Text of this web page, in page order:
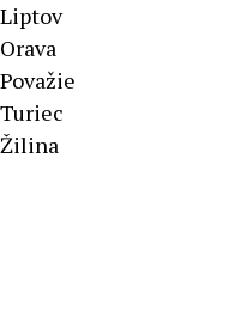
Liptov
Orava
Považie
Turiec
Žilina